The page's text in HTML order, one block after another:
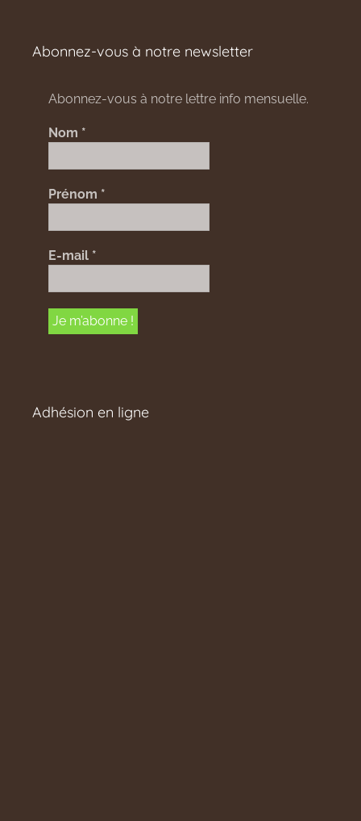
Abonnez-vous à notre newsletter
Abonnez-vous à notre lettre info mensuelle.
Nom *
Prénom *
E-mail *
Adhésion en ligne